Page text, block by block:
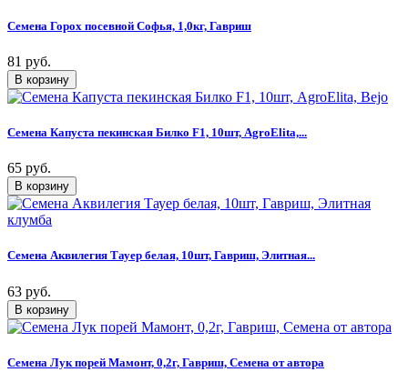
Семена Горох посевной Софья, 1,0кг, Гавриш
81 руб.
Семена Капуста пекинская Билко F1, 10шт, AgroElita,...
65 руб.
Семена Аквилегия Тауер белая, 10шт, Гавриш, Элитная...
63 руб.
Семена Лук порей Мамонт, 0,2г, Гавриш, Семена от автора